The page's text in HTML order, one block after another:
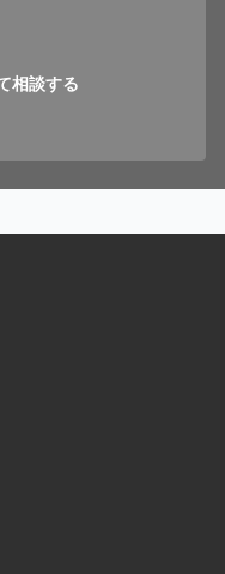
相談する